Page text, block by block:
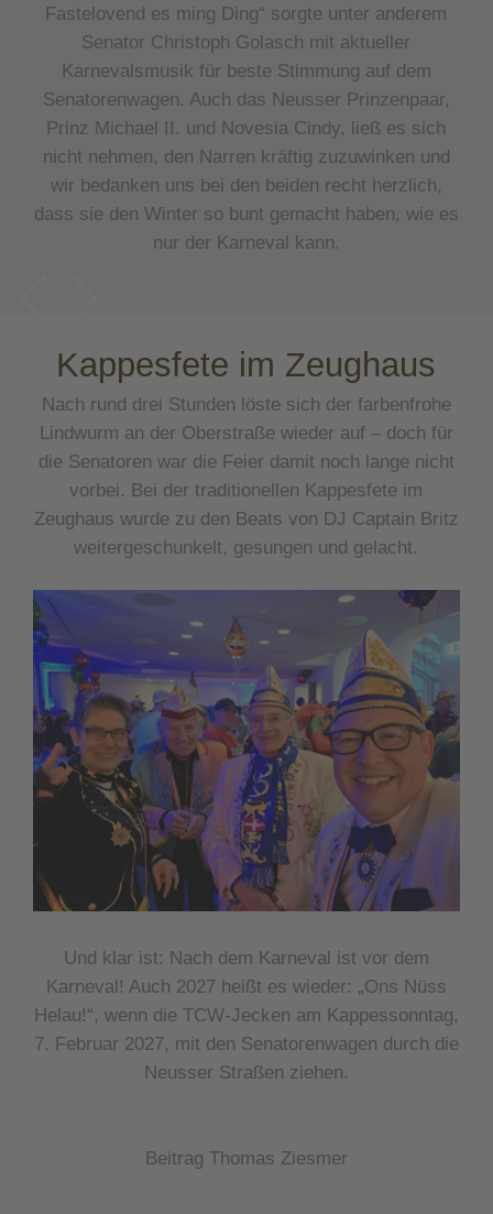
Fastelovend es ming Ding“ sorgte unter anderem
Senator Christoph Golasch mit aktueller
Karnevalsmusik für beste Stimmung auf dem
Senatorenwagen. Auch das Neusser Prinzenpaar,
Prinz Michael II. und Novesia Cindy, ließ es sich
nicht nehmen, den Narren kräftig zuzuwinken und
wir bedanken uns bei den beiden recht herzlich,
dass sie den Winter so bunt gemacht haben, wie es
nur der Karneval kann.
Kappesfete im Zeughaus
Nach rund drei Stunden löste sich der farbenfrohe
Lindwurm an der Oberstraße wieder auf – doch für
die Senatoren war die Feier damit noch lange nicht
vorbei. Bei der traditionellen Kappesfete im
Zeughaus wurde zu den Beats von DJ Captain Britz
weitergeschunkelt, gesungen und gelacht.
Und klar ist: Nach dem Karneval ist vor dem
Karneval! Auch 2027 heißt es wieder: „Ons Nüss
Helau!“, wenn die TCW-Jecken am Kappessonntag,
7. Februar 2027, mit den Senatorenwagen durch die
Neusser Straßen ziehen.
Beitrag Thomas Ziesmer